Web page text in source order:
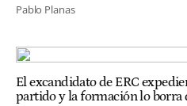
Pablo Planas
El excandidato de ERC
partido y la formación lo borra